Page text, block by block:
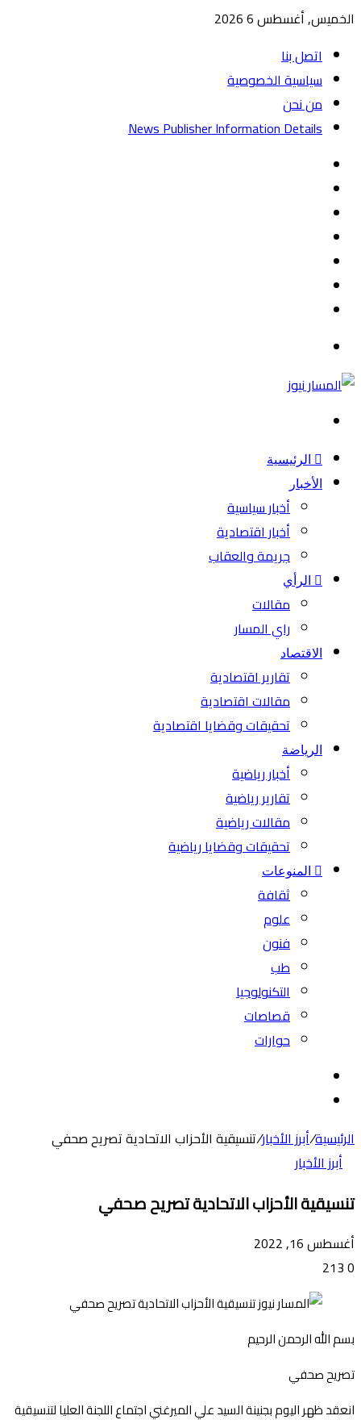
الخميس, أغسطس 6 2026
اتصل بنا
سياسية الخصوصية
من نحن
News Publisher Information Details
الرئيسية
الأخبار
أخبار سياسية
أخبار اقتصادية
جريمة والعقاب
الرأي
مقالات
راي المسار
الاقتصاد
تقارير اقتصادية
مقالات اقتصادية
تحقيقات وقضايا اقتصادية
الرياضة
أخبار رياضية
تقارير رياضية
مقالات رياضية
تحقيقات وقضايا رياضية
المنوعات
ثقافة
علوم
فنون
طب
التكنولوجيا
قصاصات
حوارات
المظلم
الرئيسية/أبرز الأخبار/تنسيقية الأحزاب الاتحادية تصريح صحفي
أبرز الأخبار
تنسيقية الأحزاب الاتحادية تصريح صحفي
أغسطس 16, 2022
0
بسم الله الرحمن الرحيم
تصريح صحفي
انعقد ظهر اليوم بجنينة السيد علي الميرغني اجتماع اللجنة العليا لتنسيقية